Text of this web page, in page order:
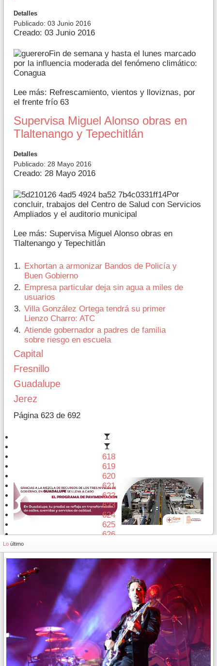
Detalles
Publicado: 03 Junio 2016
Creado: 03 Junio 2016
Fin de semana y hasta el lunes marcado
por la influencia moderada del fenómeno climático:
Conagua
Lee más: Refrescamiento, vientos y lloviznas, por
el frente frío 63
Supervisa Miguel Alonso obras en
Tlaltenango y Tepechitlán
Detalles
Publicado: 28 Mayo 2016
Creado: 28 Mayo 2016
Por
concluir, trabajos del Centro de Salud con Servicios
Ampliados y el auditorio municipal
Lee más: Supervisa Miguel Alonso obras en
Tlaltenango y Tepechitlán
Exhortan a armonizar Bandos de Policía y
Buen Gobierno
Empresa particular deja sin agua a miles de
usuarios
Villa González Ortega tendrá su primer
Lienzo Charro: ATC
Atiende gobernador a padres de familia
sobre riesgo en escuela
Capital
Fresnillo
Guadalupe
Jerez
Página 623 de 692
618
619
620
621
622
623
624
625
626
Lo último